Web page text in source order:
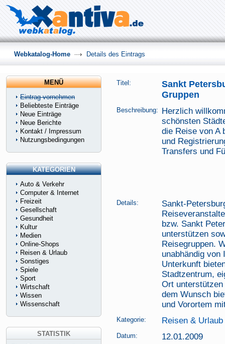
Titel:
Sankt
Gruppen
Beschreibung: Herzlich
schönsten
die Reise von A
und
Transfers und
Details:
Sankt-
bzw. Sankt
unterstützen
Reisegruppen.
unabhändig von
Unterkunft
Stadtzentrum,
Ort
dem Wunsch
und Vorortem
Kategorie: Reisen & Urlaub
Datum: 12.01.2009
Webkatalog-Home Details des Eintrags
MENÜ
Eintrag vornehmen
Beliebteste Einträge
Neue Einträge
Neue Berichte
Kontakt / Impressum
Nutzungsbedingungen
KATEGORIEN
Auto & Verkehr
Computer & Internet
Freizeit
Gesellschaft
Gesundheit
Kultur
Medien
Online-Shops
Reisen & Urlaub
Sonstiges
Spiele
Sport
Wirtschaft
Wissen
Wissenschaft
STATISTIK